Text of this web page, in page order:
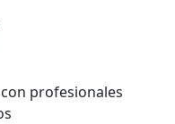
profesionales